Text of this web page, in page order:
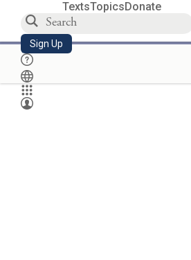
TextsTopicsDonate
Sign Up